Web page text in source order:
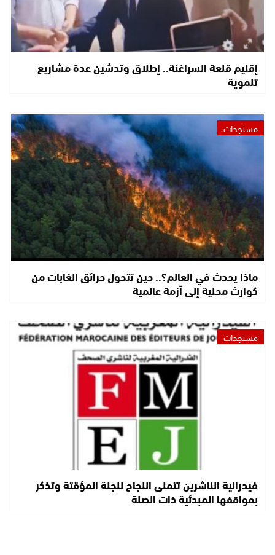
إقليم قلعة السراغنة.. إطلاق وتدشين عدة مشاريع
تنموية
مستجدات
ماذا يحدث في العالم؟.. حين تتحول حرائق الغابات من
كوارث محلية إلى أزمة عالمية
مستجدات
فيدرالية الناشرين تتمنى النجاح للجنة المؤقتة وتذكر
بمواقفها المبدئية ذات الصلة